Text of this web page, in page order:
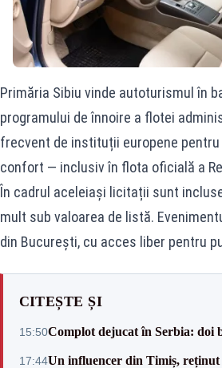
Primăria Sibiu vinde autoturismul în
programului de înnoire a flotei
frecvent de instituții europene
confort — inclusiv în flota oficială a
În cadrul aceleiași licitații sunt
mult sub valoarea de listă.
din București, cu acces liber pentru
CITEȘTE ȘI
15:50Complot dejucat în Serbia: doi
17:44Un influencer din Timiș, reținut